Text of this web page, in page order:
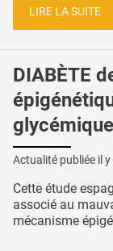
LIRE LA SUITE
DIABÈTE
glycémique
Actualité publiée il y
Cette étude
associé au
mécanisme